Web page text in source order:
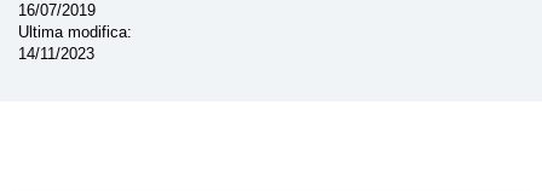
16/07/2019
Ultima modifica
14/11/2023